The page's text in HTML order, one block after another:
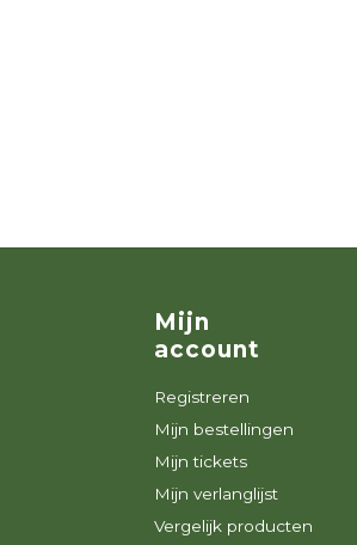
Mijn
account
Registreren
Mijn bestellingen
Mijn tickets
Mijn verlanglijst
Vergelijk producten